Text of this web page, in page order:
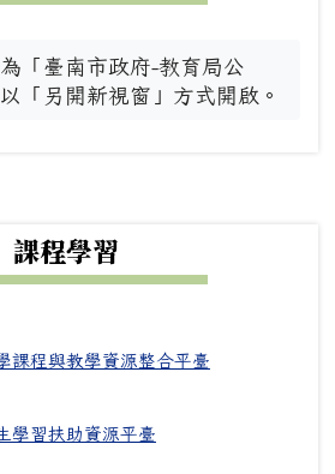
「臺南市政府-教育局公
「另開新視窗」方式開啟。
課程學習
課程與教學資源整合平臺
學習扶助資源平臺